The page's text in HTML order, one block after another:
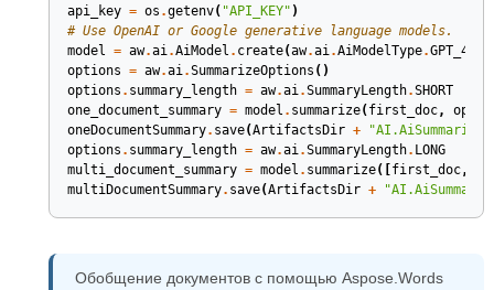
api_key = os .getenv( "API_KEY" )
# Use OpenAI or Google generative language models.
model
= aw.ai .AiModel . create(aw.ai .AiModelType.
options = aw.ai .SummarizeOptions ()
options . summary_length = aw.ai .SummaryLength.SHORT
one_document_summary = model . summarize(first_doc,
oneDocumentSummary. save(ArtifactsDir +
options . summary_length = aw.ai .SummaryLength. LONG
multi_document_summary = model . summarize([first_doc,
multiDocumentSummary. save(ArtifactsDir +
Обобщение документов с помощью Aspose.Words